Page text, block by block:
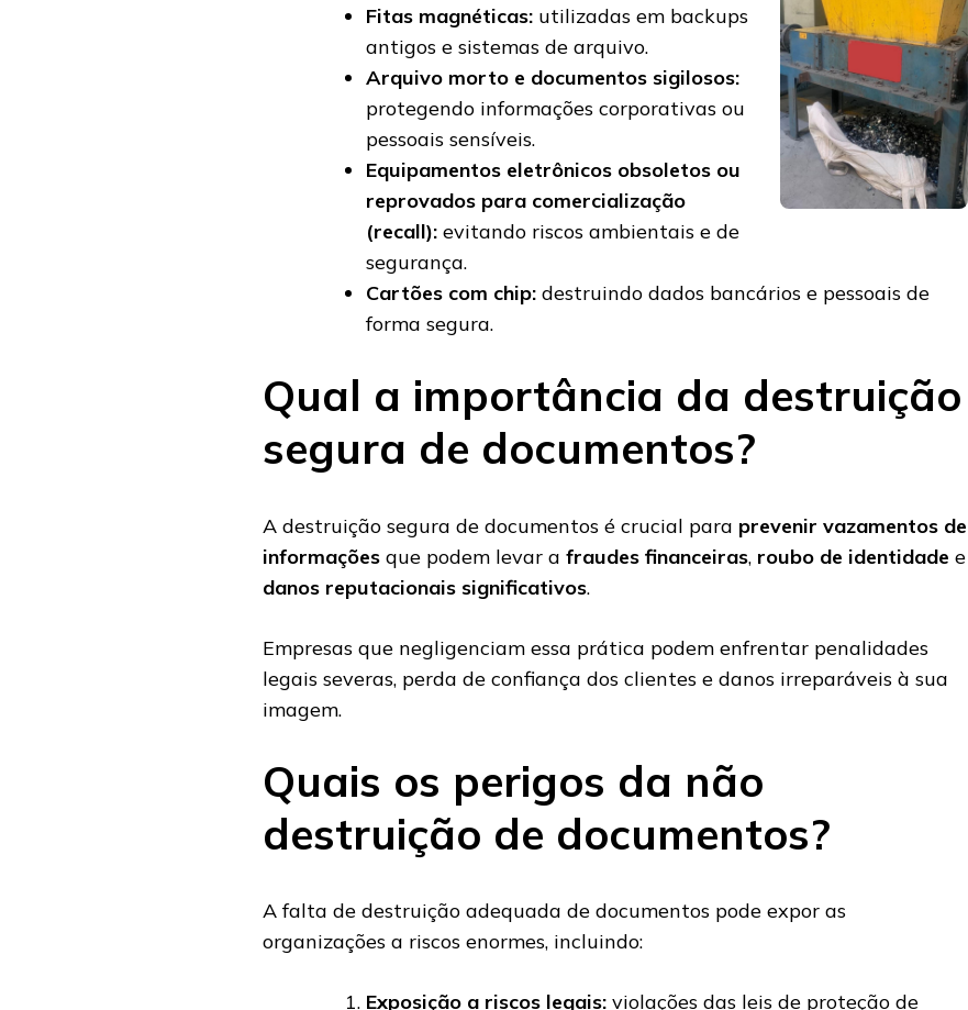
Fitas magnéticas: utilizadas em backups
antigos e sistemas de arquivo.
Arquivo morto e documentos sigilosos:
protegendo informações corporativas ou
pessoais sensíveis.
Equipamentos eletrônicos obsoletos ou
reprovados para comercialização
(recall): evitando riscos ambientais e de
segurança.
Cartões com chip: destruindo dados bancários e pessoais de
forma segura.
Qual a importância da destruição
segura de documentos?
A destruição segura de documentos é crucial para prevenir vazamentos de
informações que podem levar a fraudes financeiras, roubo de identidade e
danos reputacionais significativos.
Empresas que negligenciam essa prática podem enfrentar penalidades
legais severas, perda de confiança dos clientes e danos irreparáveis à sua
imagem.
Quais os perigos da não
destruição de documentos?
A falta de destruição adequada de documentos pode expor as
organizações a riscos enormes, incluindo:
Exposição a riscos legais: violações das leis de proteção de